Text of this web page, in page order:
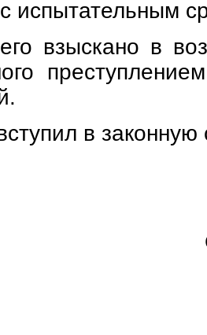
испытательным
взыскано в
в законную